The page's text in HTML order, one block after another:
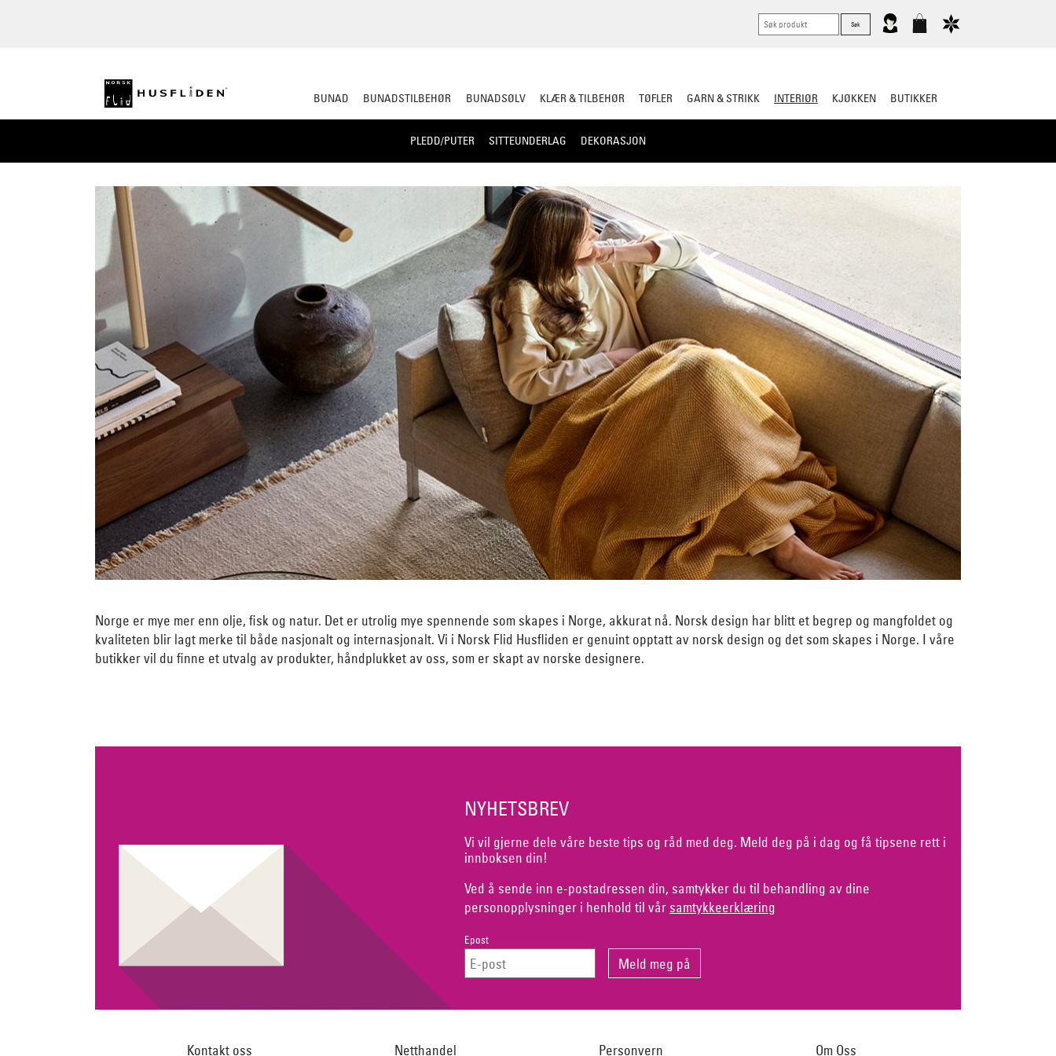
BUNAD BUNADSTILBEHØR BUNADSØLV KLÆR & TILBEHØR TØFLER GARN & STRIKK INTERIØR
PLEDD/PUTER SITTEUNDERLAG DEKORASJON
KJØKKEN BUTIKKER
Norge er mye mer enn olje, fisk og natur. Det er utrolig mye spennende som skapes i Norge, akkurat nå. Norsk design har blitt et begrep og mangfoldet og
kvaliteten blir lagt merke til både nasjonalt og internasjonalt. Vi i Norsk Flid Husfliden er genuint opptatt av norsk design og det som skapes i Norge. I våre
butikker vil du finne et utvalg av produkter, håndplukket av oss, som er skapt av norske designere.
NYHETSBREV
Vi vil gjerne dele våre beste tips og råd med deg. Meld deg på i dag og få tipsene rett i
innboksen din!
Ved å sende inn e-postadressen din, samtykker du til behandling av dine
personopplysninger i henhold til vår samtykkeerklæring
Epost
Kontakt oss Netthandel Personvern Om Oss